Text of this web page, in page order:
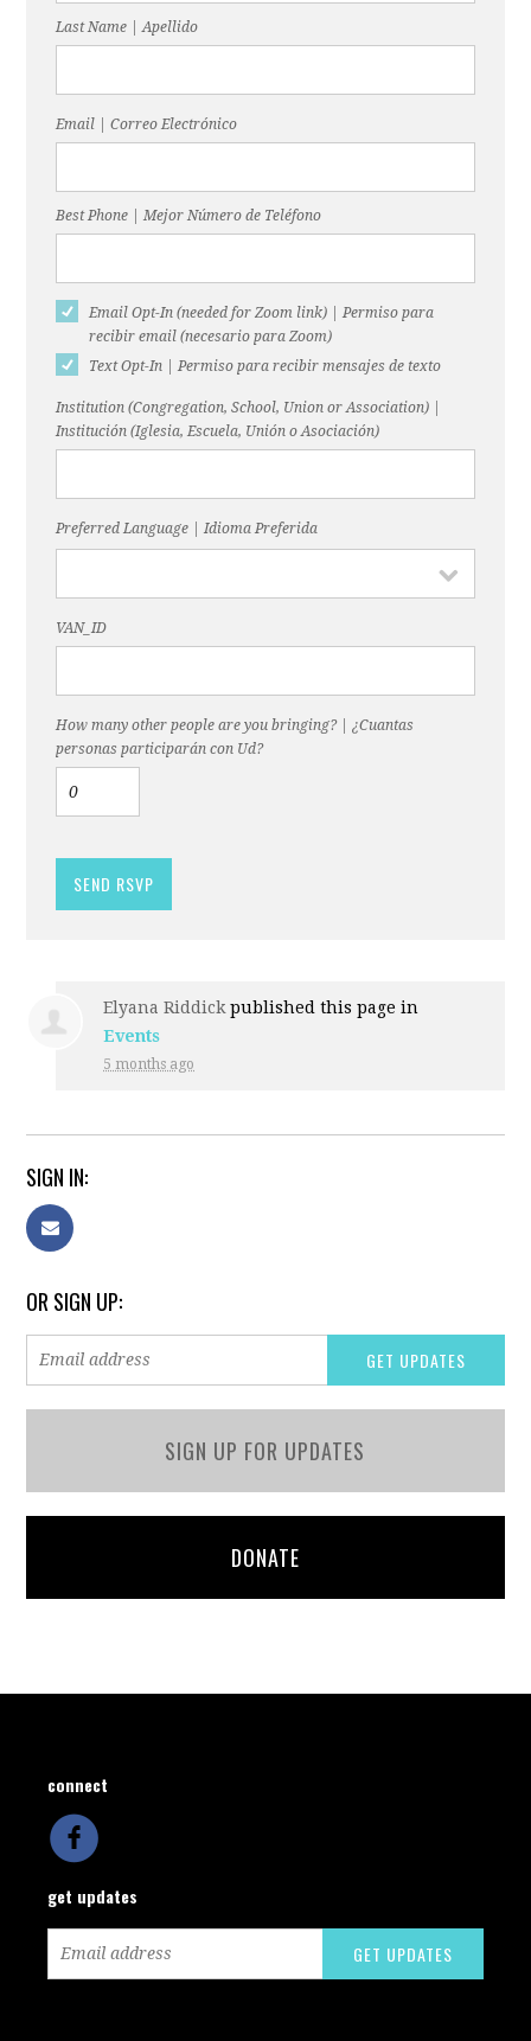
Last Name | Apellido
Email | Correo Electrónico
Best Phone | Mejor Número de Teléfono
Email Opt-In (needed for Zoom link) | Permiso para
recibir email (necesario para Zoom)
Text Opt-In | Permiso para recibir mensajes de texto
Institution (Congregation, School, Union or Association) |
Institución (Iglesia, Escuela, Unión o Asociación)
Preferred Language | Idioma Preferida
VAN_ID
How many other people are you bringing? | ¿Cuantas
personas participarán con Ud?
Elyana Riddick published this page in
Events
5 months ago
SIGN IN:
OR SIGN UP:
SIGN UP FOR UPDATES
DONATE
connect
get updates